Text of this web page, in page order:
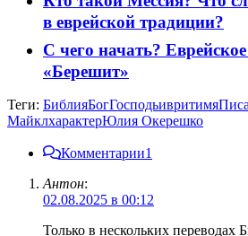
в еврейской традиции?
С чего начать?
«Берешит»
Теги: БиблияБогГосподьивритимя
МайклхарактерЮлия Окерешко
Комментарии1
Антон:
02.08.2025 в 00:12
Только в нескольких переводах